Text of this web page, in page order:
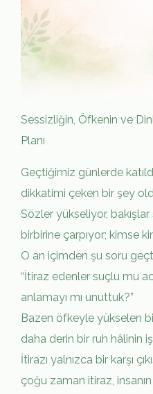
Sessizliğin, Öfkenin ve
Planı
Geçtiğimiz günlerde
dikkatimi çeken bir şey
Sözler yükseliyor,
birbirine çarpıyor; kimse
O an içimden şu soru
“İtiraz edenler suçlu mu
anlamayı mı unuttuk?”
Bazen öfkeyle yükselen
daha derin bir ruh hâlinin
İtirazı yalnızca bir karşı
çoğu zaman itiraz,